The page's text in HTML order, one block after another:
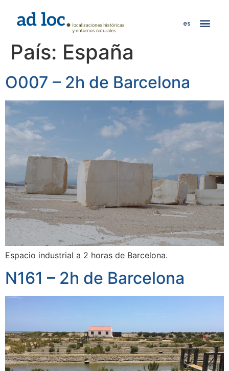
es
País: España
O007 – 2h de Barcelona
Espacio industrial a 2 horas de Barcelona.
N161 – 2h de Barcelona